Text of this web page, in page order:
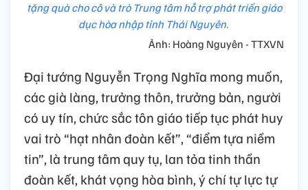
tặng quà cho cô và trò Trung tâm hỗ trợ phát triển giáo
dục hòa nhập tỉnh Thái Nguyên.
Ảnh: Hoàng Nguyên - TTXVN
Đại tướng Nguyễn Trọng Nghĩa mong muốn,
các già làng, trưởng thôn, trưởng bản, người
có uy tín, chức sắc tôn giáo tiếp tục phát huy
vai trò “hạt nhân đoàn kết”, “điểm tựa niềm
tin”, là trung tâm quy tụ, lan tỏa tinh thần
đoàn kết, khát vọng hòa bình, ý chí tự lực tự